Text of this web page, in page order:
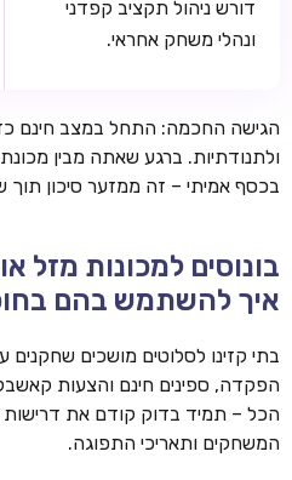
דורש ניהול תקציב קפדני
ונהלי משחק אחראי.
הגישה החכמה: התחל במצב חינם
ולתנודתיות. ברגע שאתה מבין
בכסף אמיתי – זה ממזער סיכון תוך
בונוסים למכונות מזל
איך להשתמש בהם
בתי קזינו לסלוטים מושכים שחקנים
הפקדה, ספינים חינם והצעות
הכל – תמיד בדוק קודם את
המשחקים ותאריכי התפוגה.